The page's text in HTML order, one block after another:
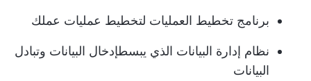
برنامج تخطيط العمليات لتخطيط عمليات عملك
نظام إدارة البيانات الذي يبسطإدخال البيانات وتبادل
البيانات